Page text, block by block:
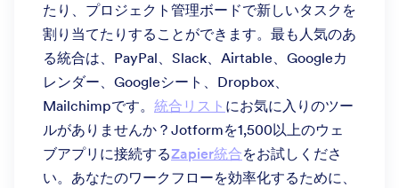
たり、プロジェクト管理ボードで新しいタスクを
割り当てたりすることができます。最も人気のあ
る統合は、PayPal、Slack、Airtable、Googleカ
レンダー、Googleシート、Dropbox、
Mailchimpです。 統合リスト にお気に入りのツー
ルがありませんか？Jotformを1,500以上のウェ
ブアプリに接続するZapier統合をお試しくださ
い。あなたのワークフローを効率化するために、